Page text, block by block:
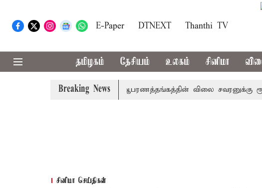
E-Paper DTNEXT Thanthi TV
தமிழகம் தேசியம் உலகம் சினிமா
Breaking News
சென்னையில் ஆபரணத்தங்கத்தின் விலை சவரனுக்கு ரூ.520
சினிமா செய்திகள்